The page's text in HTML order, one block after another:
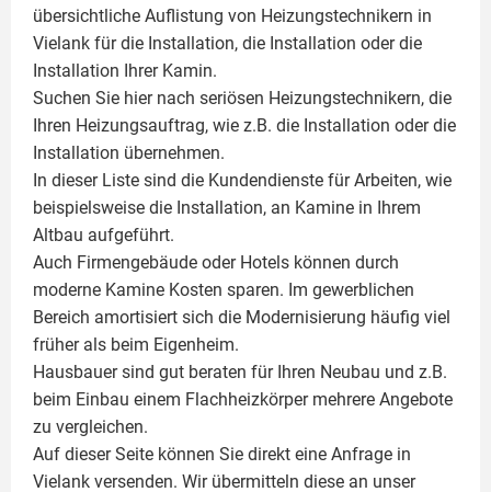
übersichtliche Auflistung von Heizungstechnikern in
Vielank für die Installation, die Installation oder die
Installation Ihrer Kamin.
Suchen Sie hier nach seriösen Heizungstechnikern, die
Ihren Heizungsauftrag, wie z.B. die Installation oder die
Installation übernehmen.
In dieser Liste sind die Kundendienste für Arbeiten, wie
beispielsweise die Installation, an Kamine in Ihrem
Altbau aufgeführt.
Auch Firmengebäude oder Hotels können durch
moderne Kamine Kosten sparen. Im gewerblichen
Bereich amortisiert sich die Modernisierung häufig viel
früher als beim Eigenheim.
Hausbauer sind gut beraten für Ihren Neubau und z.B.
beim Einbau einem Flachheizkörpermehrere Angebote
zu vergleichen.
Auf dieser Seite können Sie direkt eine Anfrage in
Vielank versenden. Wir übermitteln diese an unser